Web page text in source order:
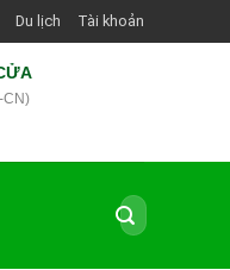
Du lịch Tài khoản
CN)
Tìm
kiếm: